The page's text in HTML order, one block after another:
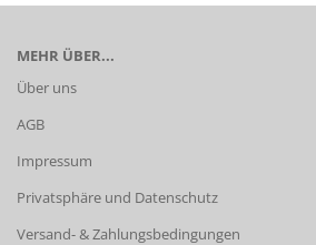
MEHR ÜBER...
Über uns
AGB
Impressum
Privatsphäre und Datenschutz
Versand- & Zahlungsbedingungen